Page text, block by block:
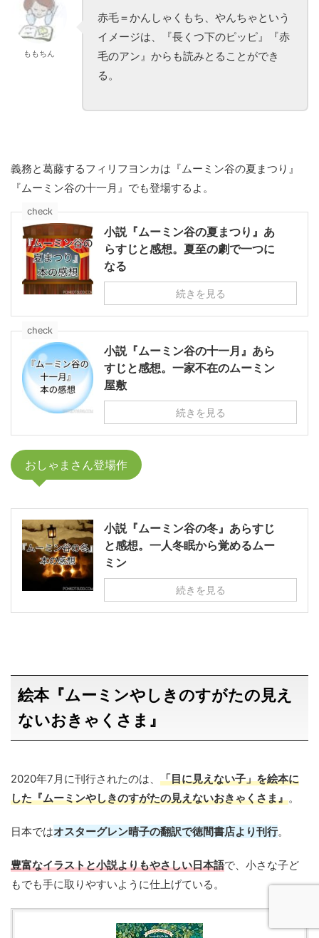
ももちん
赤毛＝かんしゃくもち、やんちゃという
イメージは、『長くつ下のピッピ』『赤
毛のアン』からも読みとることができ
る。
義務と葛藤するフィリフヨンカは『ムーミン谷の夏まつり』
『ムーミン谷の十一月』でも登場するよ。
check
小説『ムーミン谷の夏まつり』あ
らすじと感想。夏至の劇で一つに
なる
続きを見る
check
小説『ムーミン谷の十一月』あら
すじと感想。一家不在のムーミン
屋敷
続きを見る
おしゃまさん登場作
小説『ムーミン谷の冬』あらすじ
と感想。一人冬眠から覚めるムー
ミン
続きを見る
絵本『ムーミンやしきのすがたの見え
ないおきゃくさま』
2020年7月に刊行されたのは、 「目に見えない子」を絵本に
した『ムーミンやしきのすがたの見えないおきゃくさま』。
日本ではオスターグレン晴子の翻訳で徳間書店より刊行。
豊富なイラストと小説よりもやさしい日本語で、小さな子ど
もでも手に取りやすいように仕上げている。